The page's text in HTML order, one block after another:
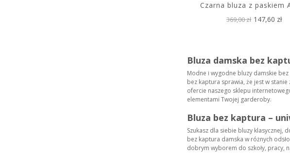
Czarna bluza z paskiem
369,00 zł 147,60 zł
Bluza damska bez
Modne i wygodne bluzy damskie
bez kaptura sprawia, że jest w
ofercie naszego sklepu
elementami Twojej garderoby.
Bluza bez kaptura –
Szukasz dla siebie bluzy klasycznej,
bez kaptura damska w różnych
dobrym wyborem do szkoły, pracy,